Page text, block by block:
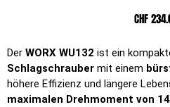
Preis
CHF
Der WORX WU132 ist ein
Schlagschrauber mit einem
höhere Effizienz und längere
maximalen Drehmoment von